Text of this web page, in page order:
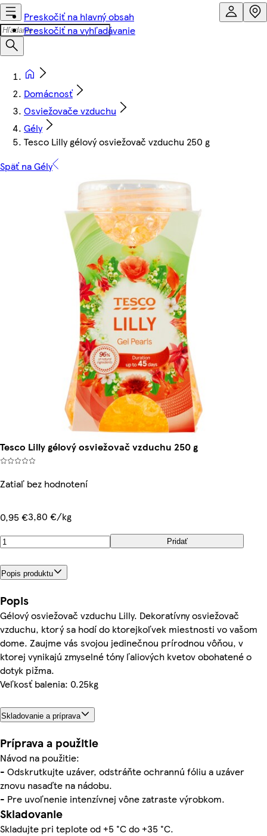
Preskočiť na hlavný obsah
Preskočiť na vyhľadávanie
Domácnosť
Osviežovače vzduchu
Gély
Tesco Lilly gélový osviežovač vzduchu 250 g
Späť na Gély
Tesco Lilly gélový osviežovač vzduchu 250 g
Zatiaľ bez hodnotení
0,95 €3,80 €/kg
Pridať
Popis produktu
Popis
Gélový osviežovač vzduchu Lilly. Dekoratívny osviežovač
vzduchu, ktorý sa hodí do ktorejkoľvek miestnosti vo vašom
dome. Zaujme vás svojou jedinečnou prírodnou vôňou, v
ktorej vynikajú zmyselné tóny ľaliových kvetov obohatené o
dotyk pižma.
Veľkosť balenia: 0.25kg
Skladovanie a príprava
Príprava a použitie
Návod na použitie:
- Odskrutkujte uzáver, odstráňte ochrannú fóliu a uzáver
znovu nasaďte na nádobu.
- Pre uvoľnenie intenzívnej vône zatraste výrobkom.
Skladovanie
Skladujte pri teplote od +5 °C do +35 °C.